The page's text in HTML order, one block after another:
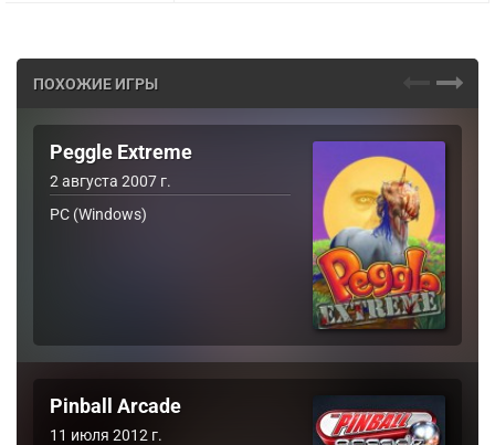
ПОХОЖИЕ ИГРЫ
Peggle Extreme
2 августа 2007 г.
PC (Windows)
Pinball Arcade
11 июля 2012 г.